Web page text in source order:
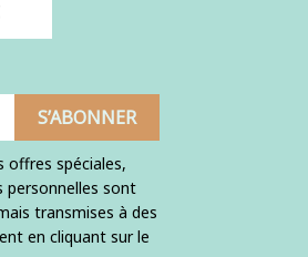
offres spéciales,
personnelles sont
transmises à des
en cliquant sur le